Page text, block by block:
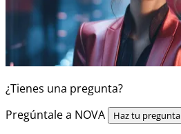
¿Tienes una pregunta?
Pregúntale a NOVA
Haz tu pregunta